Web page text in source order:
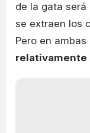
de la gata será
se extraen los
Pero en
relativamente